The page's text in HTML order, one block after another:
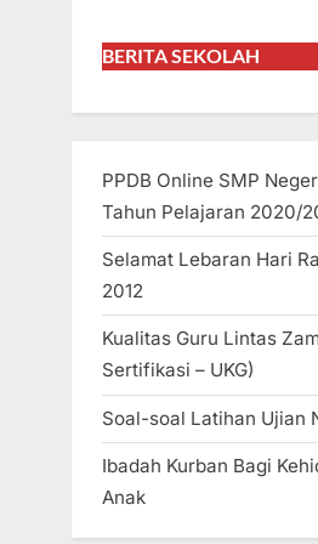
BERITA SEKOLAH
PPDB Online SMP
Tahun Pelajaran 2020/
Selamat Lebaran Hari
2012
Kualitas Guru Lintas
Sertifikasi – UKG)
Soal-soal Latihan Ujian
Ibadah Kurban Bagi
Anak